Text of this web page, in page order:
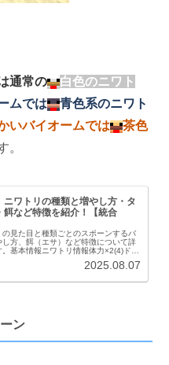
通常の
白色のニワト
ムでは
青色系のニワト
いバイオームでは
茶色
。
ニワトリの種類と増やし方・タ
餌など特徴を紹介！【統合
の見た目と種類ごとのスポーンするバ
し方、餌（エサ）など特徴について詳
。基本情報ニワトリ情報体力×2(4)ドロ
種カボチャの種ウツボカズ...2025.08.07
ン